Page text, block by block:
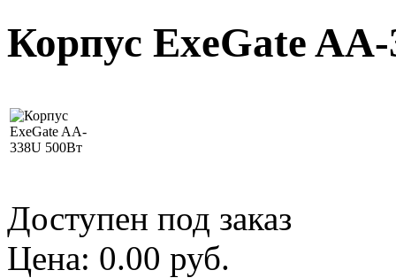
Корпус ExeGate
Доступен под заказ
Цена: 0.00 руб.